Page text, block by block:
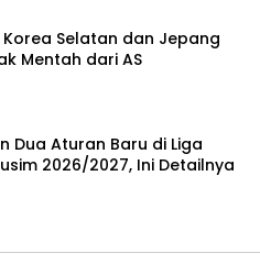
Korea Selatan dan Jepang
Mentah dari AS
Dua Aturan Baru di Liga
2026/2027, Ini Detailnya